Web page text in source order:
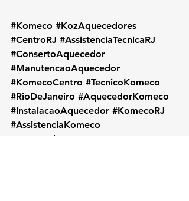
#Komeco #KozAquecedores
#CentroRJ #AssistenciaTecnicaRJ
#ConsertoAquecedor
#ManutencaoAquecedor
#KomecoCentro #TecnicoKomeco
#RioDeJaneiro #AquecedorKomeco
#InstalacaoAquecedor #KomecoRJ
#AssistenciaKomeco
#AquecedorAGas
#ReparoKomeco